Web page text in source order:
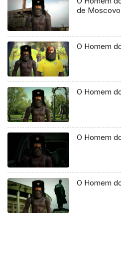
de Moscovo
O Homem
O Homem
O Homem
O Homem